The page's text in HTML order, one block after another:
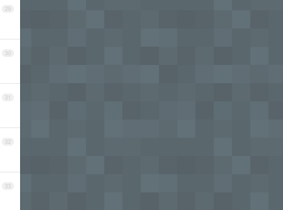
29
30
31
32
33